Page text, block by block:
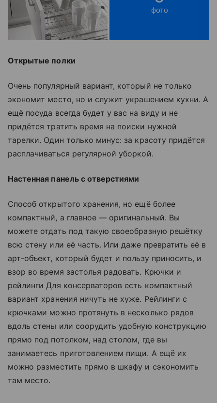
фото
Открытые полки
Очень популярный вариант, который не только
экономит место, но и служит украшением кухни. А
ещё посуда всегда будет у вас на виду и не
придётся тратить время на поиски нужной
тарелки. Один только минус: за красоту придётся
расплачиваться регулярной уборкой.
Настенная панель с отверстиями
Способ открытого хранения, но ещё более
компактный, а главное — оригинальный. Вы
можете отдать под такую своеобразную решётку
всю стену или её часть. Или даже превратить её в
арт-объект, который будет и пользу приносить, и
взор во время застолья радовать. Крючки и
рейлинги Для консерваторов есть компактный
вариант хранения ничуть не хуже. Рейлинги с
крючками можно протянуть в несколько рядов
вдоль стены или соорудить удобную конструкцию
прямо под потолком, над столом, где вы
занимаетесь приготовлением пищи. А ещё их
можно разместить прямо в шкафу и сэкономить
там место.